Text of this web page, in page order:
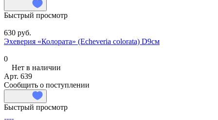
Быстрый просмотр
630 руб.
Эхеверия «Колората» (Echeveria colorata) D9см
0
Нет в наличии
Арт. 639
Сообщить о поступлении
Быстрый просмотр